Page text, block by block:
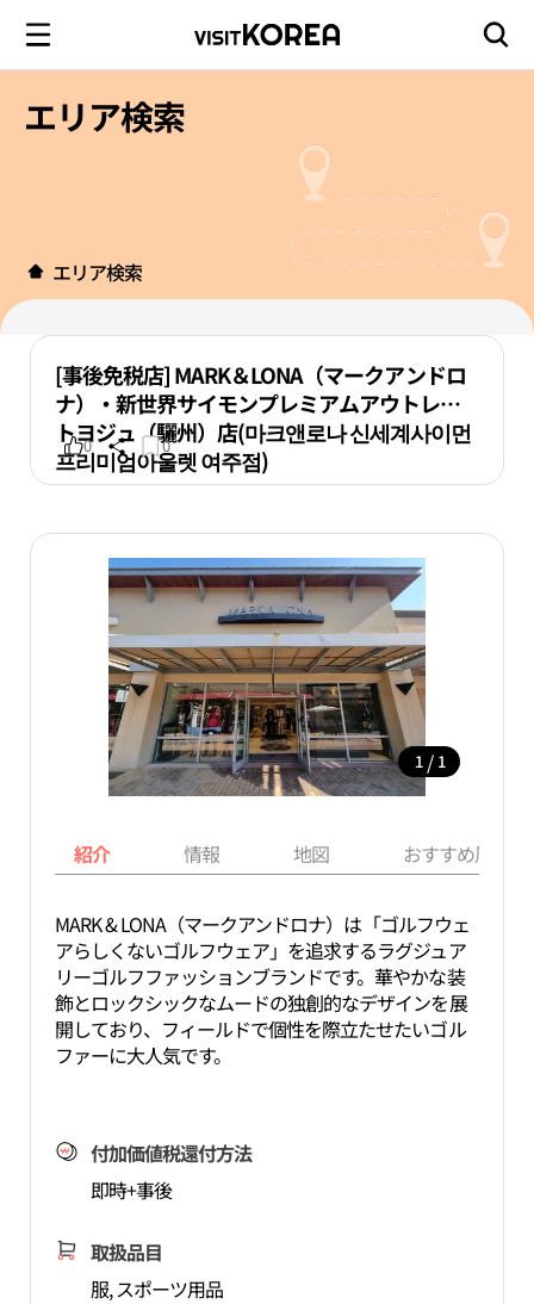
エリア検索
エリア検索
[事後免税店] MARK＆LONA（マークアンドロ
ナ）・新世界サイモンプレミアムアウトレッ
トヨジュ（驪州）店(마크앤로나 신세계사이먼
프리미엄아울렛 여주점)
0 0
1 / 1
紹介 情報 地図 おすすめ周辺
MARK & LONA（マークアンドロナ）は「ゴルフウェ
アらしくないゴルフウェア」を追求するラグジュア
リーゴルフファッションブランドです。華やかな装
飾とロックシックなムードの独創的なデザインを展
開しており、フィールドで個性を際立たせたいゴル
ファーに大人気です。
付加価値税還付方法
即時+事後
取扱品目
服, スポーツ用品